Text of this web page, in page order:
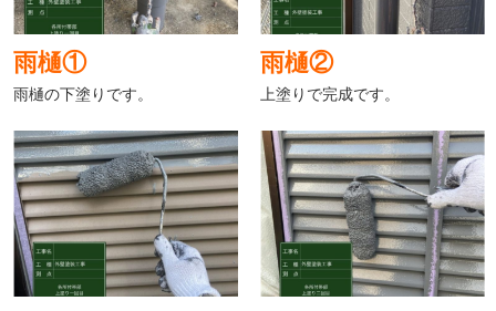
雨樋①
雨樋の下塗りです。
雨樋②
上塗りで完成です。